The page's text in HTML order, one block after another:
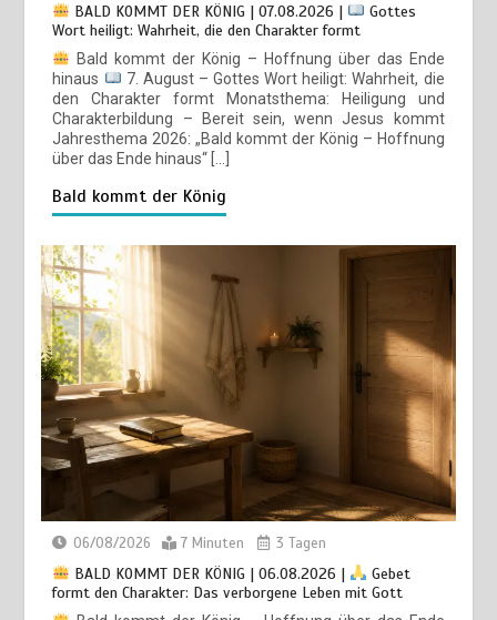
23/01/2026 3 Minuten 7 Monaten
24
VON HERZEN | 16.01.2026 | Wenn die Welt bebt,
blicke auf | Pastor Erton Köhler
16/01/2026 3 Minuten 7 Monaten
haben, stell dir vor, was Gebet bewirken kann | Pastor
Erton Köhler
09/01/2026 3 Minuten
26
VON HERZEN | 02.01.2026 | Berufen zu kümmern
| Pastor Erton Köhler
02/01/2026
VON HERZEN | 17.07.2026 | Die Maskerade der
Unwahrheit | Pastor Erton Köhler
17/07/2026 3 Minuten 3 Wochen
Hoffnung, die reinigt: Bereit sein für Jesus
01/08/2026 7 Minuten
BALD KOMMT DER KÖNIG | 01.08.2026 | Einführung in
den Monat |
August – Heiligung und Charakterbildung
01/08/2026 5 Minuten
BALD KOMMT DER KÖNIG | 07.08.2026 |
Gottes
Wort heiligt: Wahrheit, die den Charakter formt
Bald kommt der König – Hoffnung über das Ende
hinaus
7. August – Gottes Wort heiligt: Wahrheit, die
den Charakter formt Monatsthema: Heiligung und
Charakterbildung – Bereit sein, wenn Jesus kommt
Jahresthema 2026: „Bald kommt der König – Hoffnung
über das Ende hinaus“ […]
Bald kommt der König
06/08/2026 7 Minuten 3 Tagen
BALD KOMMT DER KÖNIG | 06.08.2026 |
Gebet
formt den Charakter: Das verborgene Leben mit Gott